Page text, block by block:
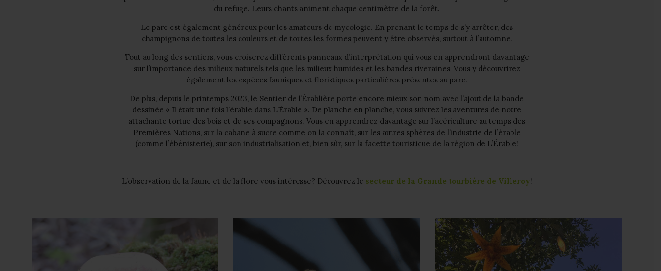
du refuge. Leurs chants animent chaque centimètre de la forêt.
Le parc est également généreux pour les amateurs de mycologie. En prenant le temps de s’y arrêter, des
champignons de toutes les couleurs et de toutes les formes peuvent y être observés, surtout à l’automne.
Tout au long des sentiers, vous croiserez différents panneaux d’interprétation qui vous en apprendront davantage
sur l’importance des milieux naturels tels que les milieux humides et les bandes riveraines. Vous y découvrirez
également les espèces fauniques et floristiques particulières présentes au parc.
De plus, depuis le printemps 2023, le Sentier de l’Érablière porte encore mieux son nom avec l’ajout de la bande
dessinée « Il était une fois l’érable dans L’Érable ». De planche en planche, vous suivrez les aventures de notre
attachante tortue des bois et de ses compagnons. Vous en apprendrez davantage sur l’acériculture au temps des
Premières Nations, sur la cabane à sucre comme on la connaît, sur les autres sphères de l’industrie de l’érable
(comme l’ébénisterie), sur son industrialisation et, bien sûr, sur la facette touristique de la région de L’Érable!
L’observation de la faune et de la flore vous intéresse? Découvrez le secteur de la Grande tourbière de Villeroy!